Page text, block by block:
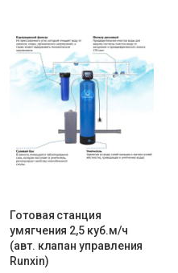
Готовая станция
умягчения 2,5 куб.м/ч
(авт. клапан управления
Runxin)